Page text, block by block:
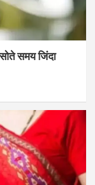
समय जिंदा